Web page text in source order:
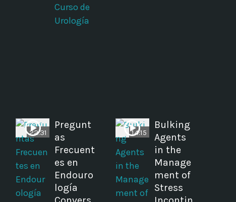
Curso de
Urología
22:31
Pregunt
as
Frecuent
es en
Endouro
logía
14:15
Bulking
Agents
in the
Manage
ment of
Stress